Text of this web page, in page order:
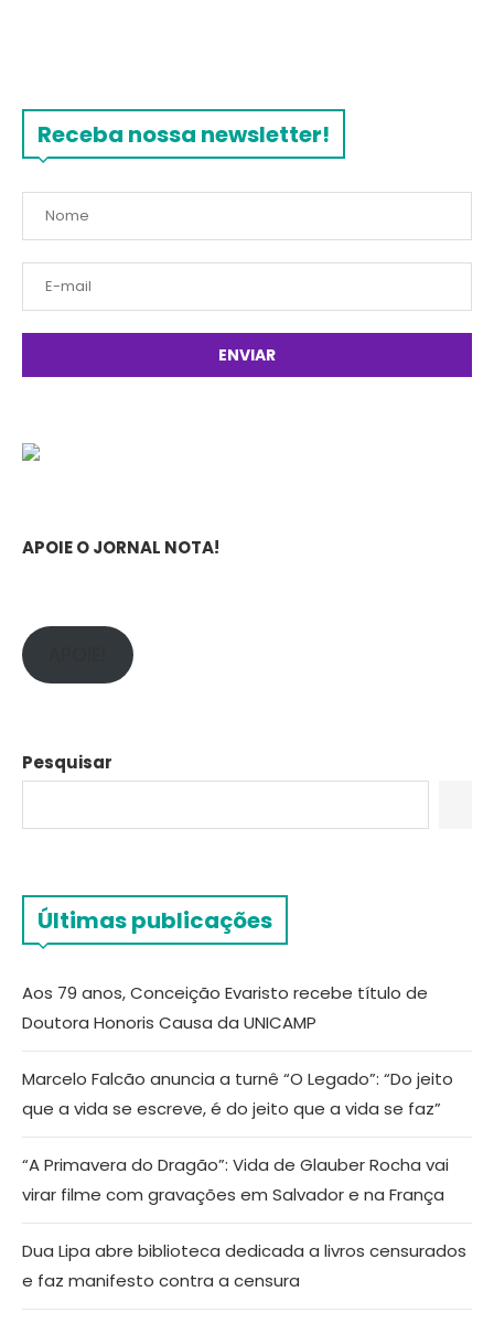
Receba nossa newsletter!
APOIE O JORNAL NOTA!
Pesquisar
Últimas publicações
Aos 79 anos, Conceição Evaristo recebe título de
Doutora Honoris Causa da UNICAMP
Marcelo Falcão anuncia a turnê “O Legado”: “Do jeito
que a vida se escreve, é do jeito que a vida se faz”
“A Primavera do Dragão”: Vida de Glauber Rocha vai
virar filme com gravações em Salvador e na França
Dua Lipa abre biblioteca dedicada a livros censurados
e faz manifesto contra a censura